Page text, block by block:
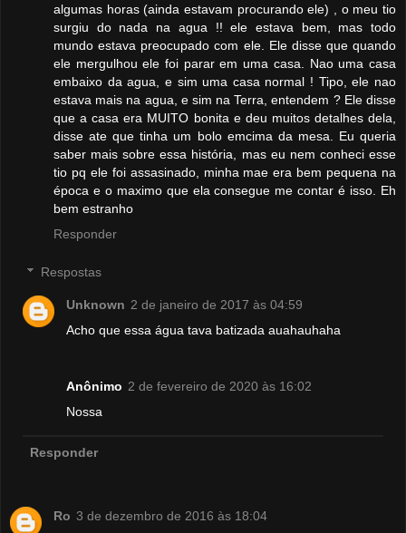
algumas horas (ainda estavam procurando ele) , o meu tio
surgiu do nada na agua !! ele estava bem, mas todo
mundo estava preocupado com ele. Ele disse que quando
ele mergulhou ele foi parar em uma casa. Nao uma casa
embaixo da agua, e sim uma casa normal ! Tipo, ele nao
estava mais na agua, e sim na Terra, entendem ? Ele disse
que a casa era MUITO bonita e deu muitos detalhes dela,
disse ate que tinha um bolo emcima da mesa. Eu queria
saber mais sobre essa história, mas eu nem conheci esse
tio pq ele foi assasinado, minha mae era bem pequena na
época e o maximo que ela consegue me contar é isso. Eh
bem estranho
Responder
Respostas
Unknown 2 de janeiro de 2017 às 04:59
Acho que essa água tava batizada auahauhaha
Anônimo 2 de fevereiro de 2020 às 16:02
Nossa
Responder
Ro 3 de dezembro de 2016 às 18:04